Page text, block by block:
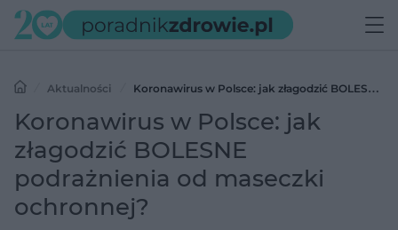
Aktualności
Koronawirus w Polsce: jak złagodzić BOLESNE
podrażnienia od maseczki ochronnej?
Koronawirus w Polsce: jak
złagodzić BOLESNE
podrażnienia od maseczki
ochronnej?